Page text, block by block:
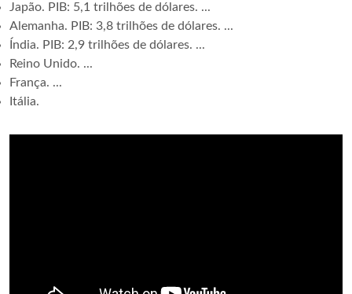
Japão. PIB: 5,1 trilhões de dólares. ...
Alemanha. PIB: 3,8 trilhões de dólares. ...
Índia. PIB: 2,9 trilhões de dólares. ...
Reino Unido. ...
França. ...
Itália.